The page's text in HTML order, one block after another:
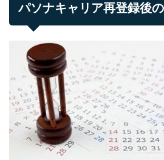
パソナキャリア再登録後